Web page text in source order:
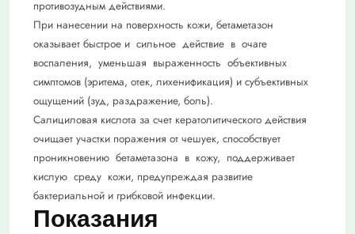
противозудным действиями.
При нанесении на поверхность кожи, бетаметазон
оказывает быстрое и сильное действие в очаге
воспаления, уменьшая выраженность объективных
симптомов (эритема, отек, лихенификация) и субъективных
ощущений (зуд, раздражение, боль).
Салициловая кислота за счет кератолитического действия
очищает участки поражения от чешуек, способствует
проникновению бетаметазона в кожу, поддерживает
кислую среду кожи, предупреждая развитие
бактериальной и грибковой инфекции.
Показания